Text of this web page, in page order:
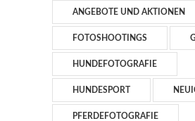
ANGEBOTE UND AKTIONEN
FOTOSHOOTINGS
HUNDEFOTOGRAFIE
HUNDESPORT
PFERDEFOTOGRAFIE